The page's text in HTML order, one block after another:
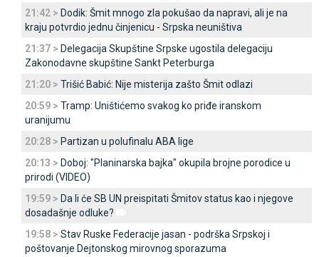
21:42 > Dodik: Šmit mnogo zla pokušao da napravi, ali je na
kraju potvrdio jednu činjenicu - Srpska neuništiva
21:37 > Delegacija Skupštine Srpske ugostila delegaciju
Zakonodavne skupštine Sankt Peterburga
21:20 > Trišić Babić: Nije misterija zašto Šmit odlazi
20:59 > Tramp: Uništićemo svakog ko priđe iranskom
uranijumu
20:28 > Partizan u polufinalu ABA lige
20:13 > Doboj: "Planinarska bajka" okupila brojne porodice u
prirodi (VIDEO)
19:59 > Da li će SB UN preispitati Šmitov status kao i njegove
dosadašnje odluke?
19:58 > Stav Ruske Federacije jasan - podrška Srpskoj i
poštovanje Dejtonskog mirovnog sporazuma